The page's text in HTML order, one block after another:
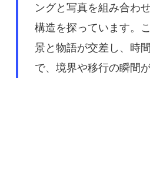
ングと写真を組み合わ
構造を探っています。
景と物語が交差し、時
で、境界や移行の瞬間